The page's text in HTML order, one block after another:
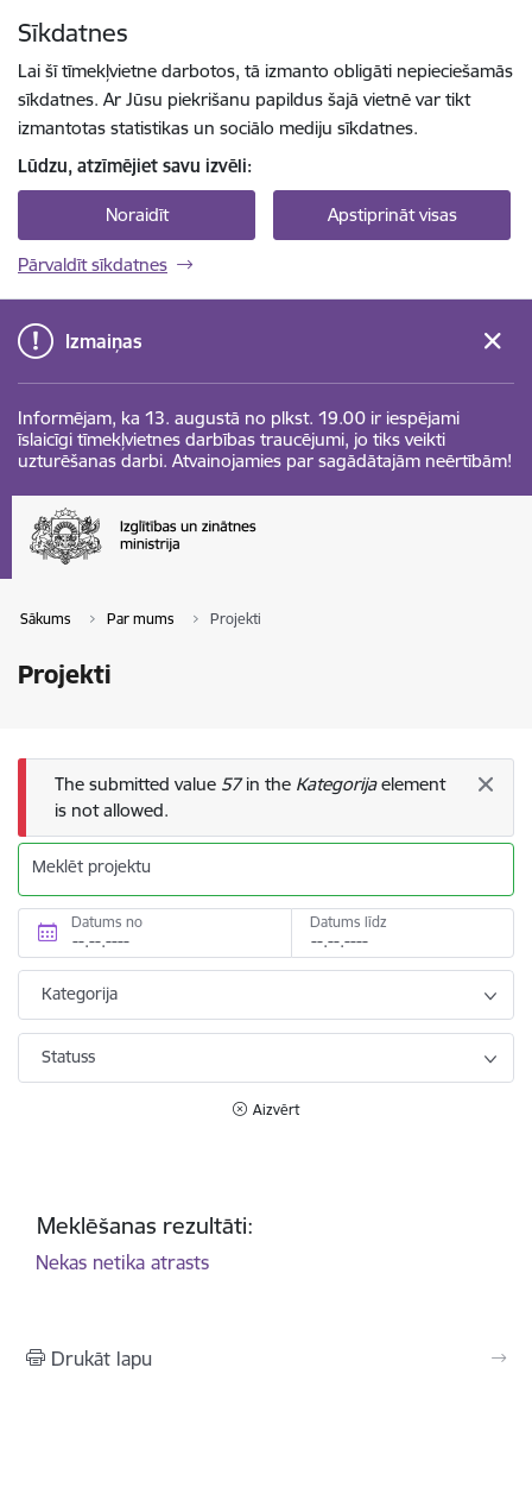
Sīkdatnes
Lai šī tīmekļvietne darbotos, tā izmanto obligāti nepieciešamās
sīkdatnes. Ar Jūsu piekrišanu papildus šajā vietnē var tikt
izmantotas statistikas un sociālo mediju sīkdatnes.
Lūdzu, atzīmējiet savu izvēli:
Noraidīt Apstiprināt visas
Pārvaldīt sīkdatnes
Izmaiņas
Informējam, ka 13. augustā no plkst. 19.00 ir iespējami
īslaicīgi tīmekļvietnes darbības traucējumi, jo tiks veikti
uzturēšanas darbi. Atvainojamies par sagādātajām neērtībām!
Sākums Par mums Projekti
Projekti
Kļūdas ziņojums
The submitted value 57in the Kategorijaelement
is not allowed.
Meklēt projektu
Datums no Datums līdz
Kategorija
Statuss
Aizvērt
Meklēšanas rezultāti:
Nekas netika atrasts
Drukāt lapu